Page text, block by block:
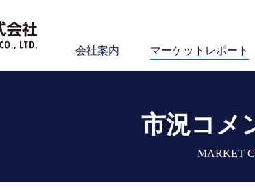
会社案内 マーケットレポート
市況コメ
MARKET